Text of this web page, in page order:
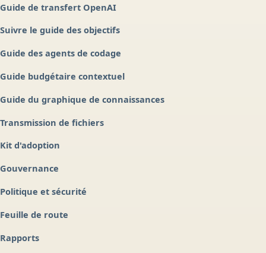
Guide de transfert OpenAI
Suivre le guide des objectifs
Guide des agents de codage
Guide budgétaire contextuel
Guide du graphique de connaissances
Transmission de fichiers
Kit d'adoption
Gouvernance
Politique et sécurité
Feuille de route
Rapports